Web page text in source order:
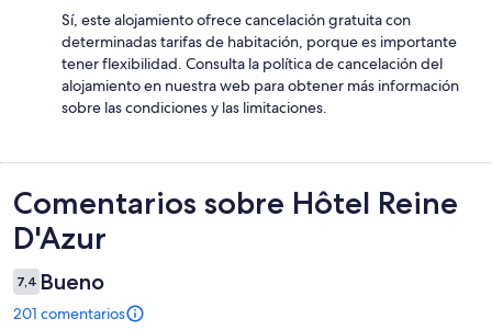
Sí, este alojamiento ofrece cancelación gratuita con
determinadas tarifas de habitación, porque es importante
tener flexibilidad. Consulta la política de cancelación del
alojamiento en nuestra web para obtener más información
sobre las condiciones y las limitaciones.
Comentarios
Comentarios sobre Hôtel Reine
D'Azur
7,4 Bueno
201 comentarios